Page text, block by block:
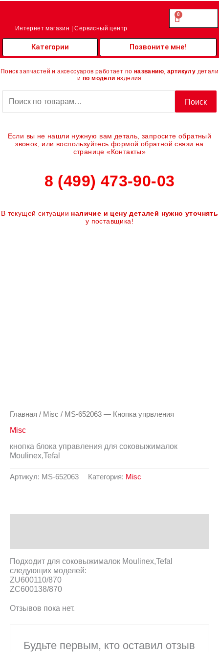
Перейти
Интернет магазин | Сервисный центр
0.00
0
Cart
Категории Позвоните мне!
Поиск запчастей и аксессуаров работает по названию артикулу детали
и по модели изделия
Поиск
Если вы не нашли нужную вам деталь, запросите обратный
звонок, или воспользуйтесь формой обратной связи на
странице «Контакты»
8 (499) 473-90-03
В текущей ситуации наличие и цену деталей нужно уточнять
у поставщика!
Главная / Misc / MS-652063 — Кнопка упрвления
Misc
кнопка блока управления для соковыжималок
Moulinex,Tefal
Артикул: MS-652063 Категория: Misc
Подходит для соковыжималок Moulinex,Tefal
следующих моделей:
ZU600110/870
ZC600138/870
Отзывов пока нет.
Будьте первым, кто оставил отзыв